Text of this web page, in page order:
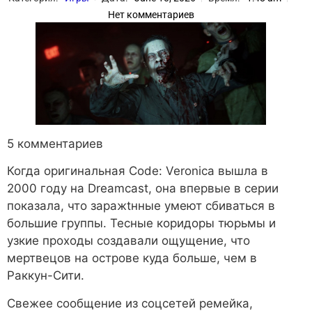
Нет комментариев
5 комментариев
Когда оригинальная Code: Veronica вышла в
2000 году на Dreamcast, она впервые в серии
показала, что заражtнные умеют сбиваться в
большие группы. Тесные коридоры тюрьмы и
узкие проходы создавали ощущение, что
мертвецов на острове куда больше, чем в
Раккун-Сити.
Свежее сообщение из соцсетей ремейка,